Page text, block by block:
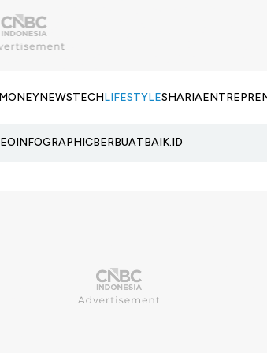
NEWSTECHLIFESTYLESHARIA
INFOGRAPHICBERBUATBAIK.ID